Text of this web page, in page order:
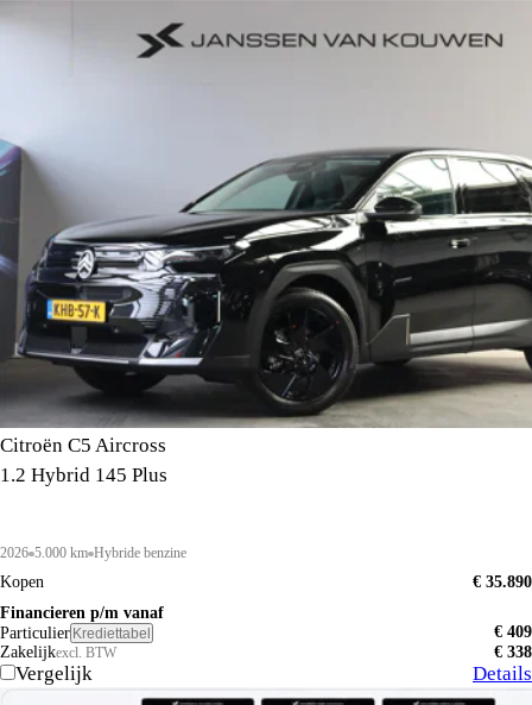
Citroën C5 Aircross
1.2 Hybrid 145 Plus
2026 5.000 km Hybride benzine
Kopen
€ 35.890
Financieren p/m vanaf
Particulier Krediettabel
€ 409
Zakelijkexcl. BTW € 338
Vergelijk Details